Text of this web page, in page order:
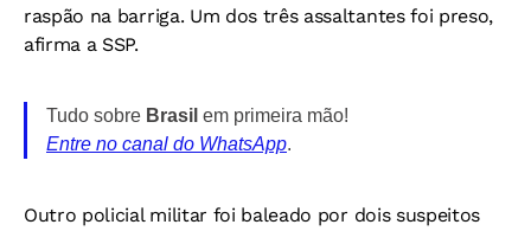
raspão na barriga. Um dos três assaltantes foi preso,
afirma a SSP.
Tudo sobre Brasil em primeira mão!
Entre no canal do WhatsApp.
Outro policial militar foi baleado por dois suspeitos